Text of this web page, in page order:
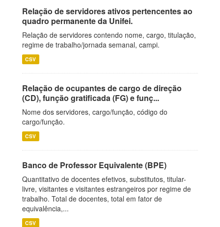
Relação de servidores ativos pertencentes ao
quadro permanente da Unifei.
Relação de servidores contendo nome, cargo, titulação,
regime de trabalho/jornada semanal, campi.
CSV
Relação de ocupantes de cargo de direção
(CD), função gratificada (FG) e funç...
Nome dos servidores, cargo/função, código do
cargo/função.
CSV
Banco de Professor Equivalente (BPE)
Quantitativo de docentes efetivos, substitutos, titular-
livre, visitantes e visitantes estrangeiros por regime de
trabalho. Total de docentes, total em fator de
equivalência,...
CSV